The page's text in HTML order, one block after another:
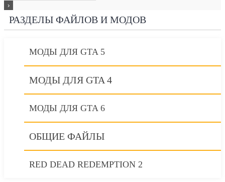
РАЗДЕЛЫ ФАЙЛОВ И МОДОВ
МОДЫ ДЛЯ GTA 5
МОДЫ ДЛЯ GTA 4
МОДЫ ДЛЯ GTA 6
ОБЩИЕ ФАЙЛЫ
RED DEAD REDEMPTION 2